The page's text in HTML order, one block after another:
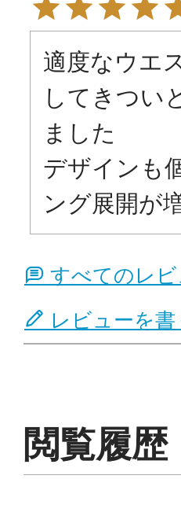
適度なウエ
してきつい
ました
デザインも
ング展開が
すべてのレ
レビューを書
閲覧履歴